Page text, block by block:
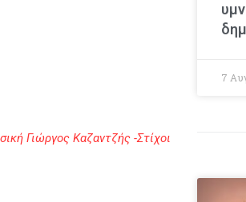
Γιώργος Καζαντζής -Στίχοι
7